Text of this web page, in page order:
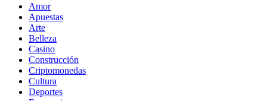
Amor
Apuestas
Arte
Belleza
Casino
Construcción
Criptomonedas
Cultura
Deportes